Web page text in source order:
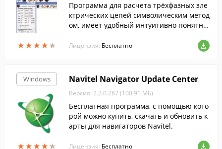
★★★★★
★★★★★
Программа для расчета трёхфазных эле
ктрических цепей символическим метод
ом, имеет удобный интуитивно понятны
мы всех рассчитываемых режимов рабо
Лицензия: Бесплатно
Windows
★★★★★
★★★★★
Navitel Navigator Update Center
Версия: 2.2.0.287 (100.91 МБ)
Бесплатная программа, с помощью кото
рой можно купить, скачать и обновить к
арты для навигаторов Navitel.
Лицензия: Бесплатно